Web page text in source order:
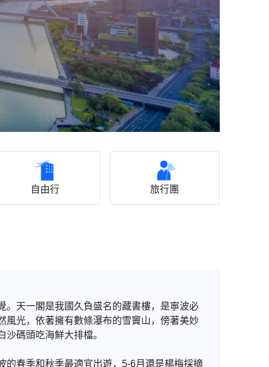
自由行 旅行團
。天一閣是我國久負盛名的藏書樓，是寧波必
風光，依著擁有數條瀑布的雪竇山，傍著美妙
碼頭吃海鮮大排檔。
的春季和秋季最適宜出遊，5-6月還是楊梅採摘